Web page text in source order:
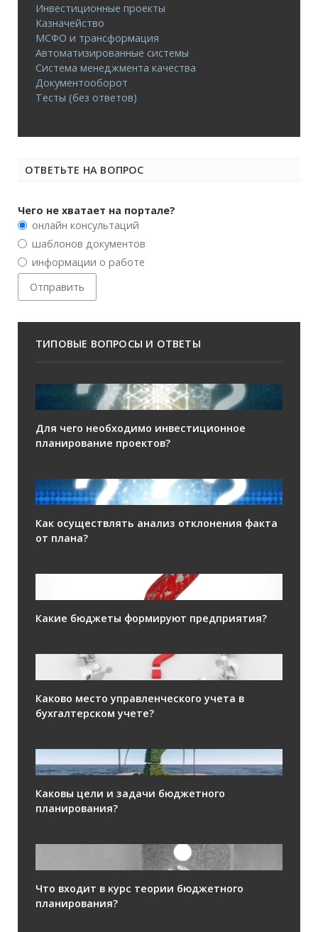
Инвестиционные проекты
Казначейство
МСФО и трансформация
Автоматизированные системы
Система менеджмента качества
Документооборот
Тесты (без ответов)
ОТВЕТЬТЕ НА ВОПРОС
Чего не хватает на портале?
онлайн консультаций
шаблонов документов
информации о работе
ТИПОВЫЕ ВОПРОСЫ И ОТВЕТЫ
Для чего необходимо инвестиционное
планирование проектов?
Как осуществлять анализ отклонения факта
от плана?
Какие бюджеты формируют предприятия?
Каково место управленческого учета в
бухгалтерском учете?
Каковы цели и задачи бюджетного
планирования?
Что входит в курс теории бюджетного
планирования?